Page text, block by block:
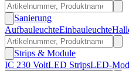
Sanierung
AufbauleuchteEinbauleuchte
Strips & Module
IC 230 VoltLED StripsLED-